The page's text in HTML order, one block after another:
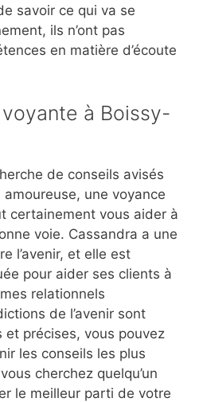
savoir ce qui va se
ils n’ont pas
en matière d’écoute
à Boissy-
de conseils avisés
une voyance
certainement vous aider à
voie. Cassandra a une
l’avenir, et elle est
pour aider ses clients à
relationnels
de l’avenir sont
et précises, vous pouvez
les conseils les plus
cherchez quelqu’un
le meilleur parti de votre